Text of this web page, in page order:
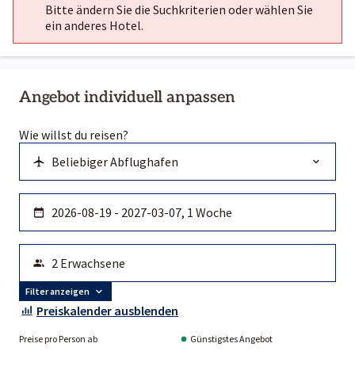
Angebot individuell anpassen
Wie willst du reisen?
Filter anzeigen
Preiskalender ausblenden
Preise pro Person ab Günstigstes Angebot
Bitte ändern Sie die Suchkriterien oder wählen Sie
ein anderes Hotel.